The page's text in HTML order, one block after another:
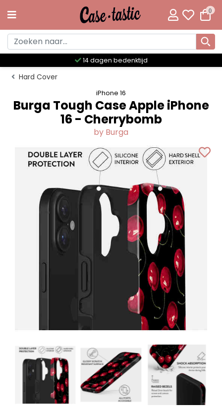
0
14 dagen bedenktijd
Hard Cover
iPhone 16
Burga Tough Case Apple iPhone
16 - Cherrybomb
by Burga